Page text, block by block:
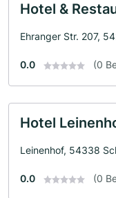
Hotel &
Ehranger Str. 207,
0.0 (0
Hotel
Leinenhof, 54338
0.0 (0